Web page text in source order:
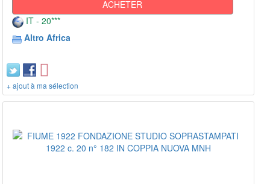
ACHETER
IT - 20***
Altro Africa
+ ajout à ma sélection